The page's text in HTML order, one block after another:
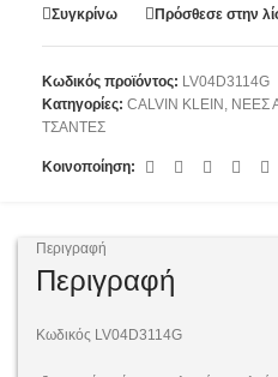
Συγκρίνω Πρόσθεσε στην
Κωδικός προϊόντος: LV04D3114G
Κατηγορίες: CALVIN KLEIN , ΝΕΕΣ
ΤΣΑΝΤΕΣ
Κοινοποίηση:
Περιγραφή
Περιγραφή
Kωδικός LV04D3114G